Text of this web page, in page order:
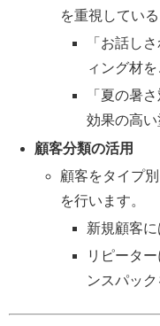
を重視してい
「お話し
ィング材を
「夏の暑
効果の高い
顧客分類の活用
顧客をタイプ
を行います。
新規顧客に
リピータ
ンスパック